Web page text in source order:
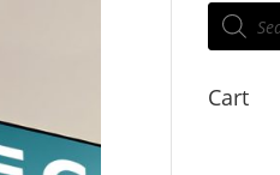
Products
search
Cart